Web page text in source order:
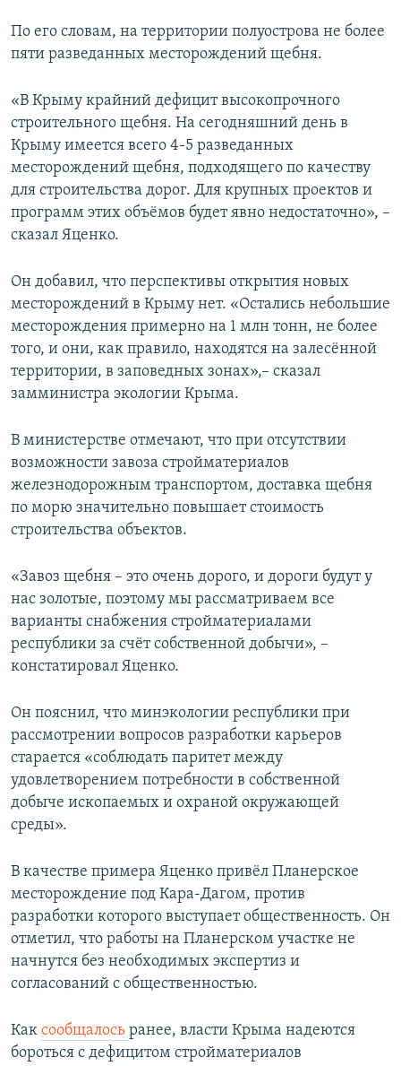
По его словам, на территории полуострова не более
пяти разведанных месторождений щебня.
«В Крыму крайний дефицит высокопрочного
строительного щебня. На сегодняшний день в
Крыму имеется всего 4-5 разведанных
месторождений щебня, подходящего по качеству
для строительства дорог. Для крупных проектов и
программ этих объёмов будет явно недостаточно», –
сказал Яценко.
Он добавил, что перспективы открытия новых
месторождений в Крыму нет. «Остались небольшие
месторождения примерно на 1 млн тонн, не более
того, и они, как правило, находятся на залесённой
территории, в заповедных зонах»,– сказал
замминистра экологии Крыма.
В министерстве отмечают, что при отсутствии
возможности завоза стройматериалов
железнодорожным транспортом, доставка щебня
по морю значительно повышает стоимость
строительства объектов.
«Завоз щебня – это очень дорого, и дороги будут у
нас золотые, поэтому мы рассматриваем все
варианты снабжения стройматериалами
республики за счёт собственной добычи», –
констатировал Яценко.
Он пояснил, что минэкологии республики при
рассмотрении вопросов разработки карьеров
старается «соблюдать паритет между
удовлетворением потребности в собственной
добыче ископаемых и охраной окружающей
среды».
В качестве примера Яценко привёл Планерское
месторождение под Кара-Дагом, против
разработки которого выступает общественность. Он
отметил, что работы на Планерском участке не
начнутся без необходимых экспертиз и
согласований с общественностью.
Как сообщалось ранее, власти Крыма надеются
бороться с дефицитом стройматериалов